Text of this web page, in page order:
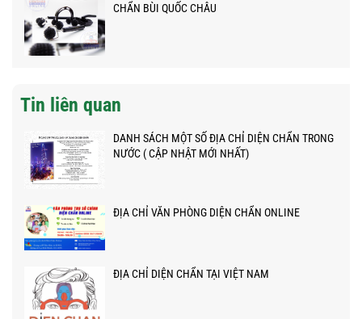
CHẨN BÙI QUỐC CHÂU
Tin liên quan
DANH SÁCH MỘT SỐ ĐỊA CHỈ DIỆN CHẨN TRONG
NƯỚC ( CẬP NHẬT MỚI NHẤT)
ĐỊA CHỈ VĂN PHÒNG DIỆN CHẨN ONLINE
ĐỊA CHỈ DIỆN CHẨN TẠI VIỆT NAM